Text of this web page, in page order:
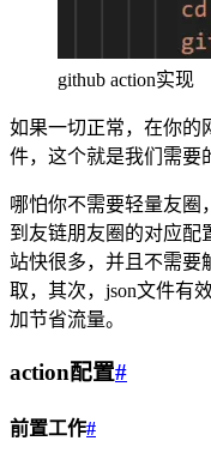
github action实现
如果一切正常，在你的
件，这个就是我们需要
哪怕你不需要轻量友圈
到友链朋友圈的对应配
站快很多，并且不需要
取，其次，json文件有
加节省流量。
action配置#
前置工作#